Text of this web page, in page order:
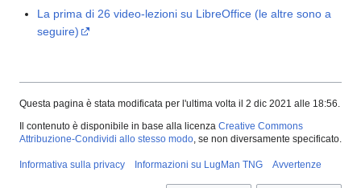
La prima di 26 video-lezioni su LibreOffice (le altre sono a
seguire)
Questa pagina è stata modificata per l'ultima volta il 2 dic 2021 alle 18:56.
Il contenuto è disponibile in base alla licenza Creative Commons
Attribuzione-Condividi allo stesso modo , se non diversamente specificato.
Informativa sulla privacy Informazioni su LugMan TNG Avvertenze